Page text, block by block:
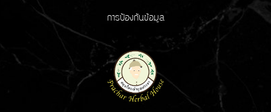
การป้องกันข้อมูล